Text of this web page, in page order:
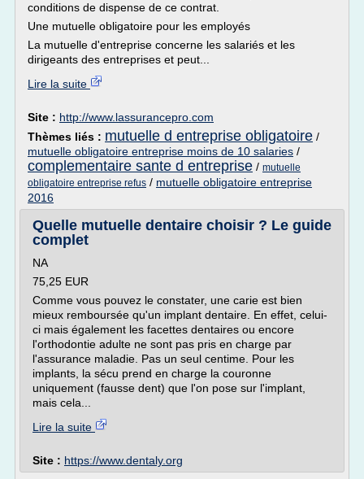
conditions de dispense de ce contrat.
Une mutuelle obligatoire pour les employés
La mutuelle d'entreprise concerne les salariés et les
dirigeants des entreprises et peut...
Lire la suite
Site : http://www.lassurancepro.com
Thèmes liés : mutuelle d entreprise obligatoire /
mutuelle obligatoire entreprise moins de 10 salaries /
complementaire sante d entreprise / mutuelle
obligatoire entreprise refus / mutuelle obligatoire entreprise
2016
Quelle mutuelle dentaire choisir ? Le guide
complet
NA
75,25 EUR
Comme vous pouvez le constater, une carie est bien
mieux remboursée qu'un implant dentaire. En effet, celui-
ci mais également les facettes dentaires ou encore
l'orthodontie adulte ne sont pas pris en charge par
l'assurance maladie. Pas un seul centime. Pour les
implants, la sécu prend en charge la couronne
uniquement (fausse dent) que l'on pose sur l'implant,
mais cela...
Lire la suite
Site : https://www.dentaly.org